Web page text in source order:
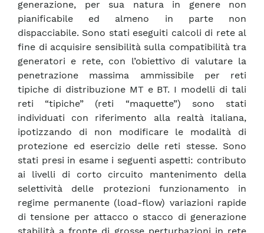
generazione, per sua natura in genere non
pianificabile ed almeno in parte non
dispacciabile. Sono stati eseguiti calcoli di rete al
fine di acquisire sensibilità sulla compatibilità tra
generatori e rete, con l’obiettivo di valutare la
penetrazione massima ammissibile per reti
tipiche di distribuzione MT e BT. I modelli di tali
reti “tipiche” (reti “maquette”) sono stati
individuati con riferimento alla realtà italiana,
ipotizzando di non modificare le modalità di
protezione ed esercizio delle reti stesse. Sono
stati presi in esame i seguenti aspetti: contributo
ai livelli di corto circuito mantenimento della
selettività delle protezioni funzionamento in
regime permanente (load-flow) variazioni rapide
di tensione per attacco o stacco di generazione